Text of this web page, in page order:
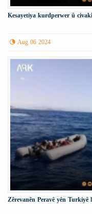
Kesayetiya kurdperwer û
Aug 06 2024
Zêrevanên Peravê yên